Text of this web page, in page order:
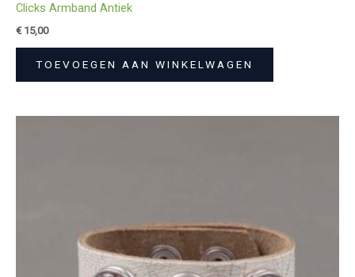
Clicks Armband Antiek
€15,00
TOEVOEGEN AAN WINKELWAGEN